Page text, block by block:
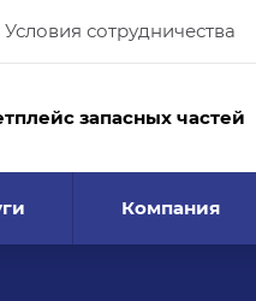
Условия сотрудничества
запасных частей
Компания